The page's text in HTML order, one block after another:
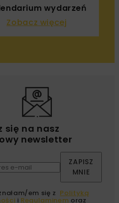
wydarzeń
Zobacz więcej
się na nasz
newsletter
ZAPISZ
MNIE
em się z Polityką
i Regulaminem oraz